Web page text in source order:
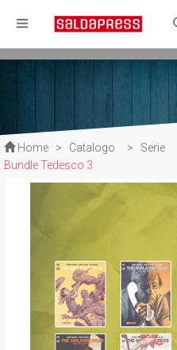
Home > Catalogo > Serie
Bundle Tedesco 3